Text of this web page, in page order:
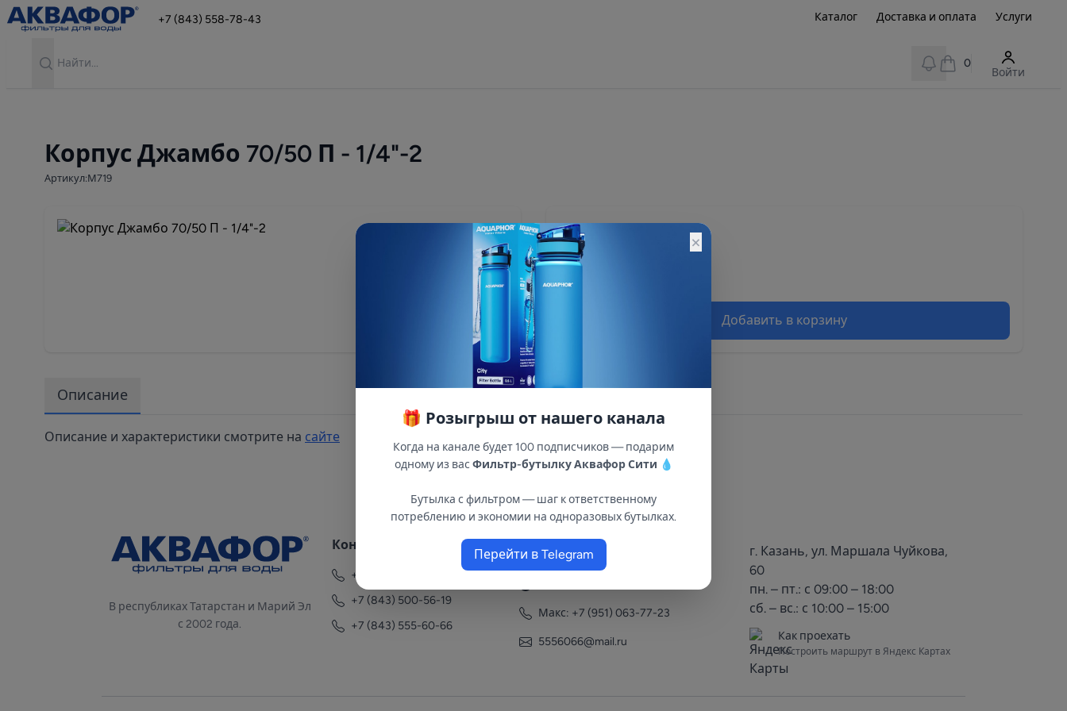
+7 (843) 558-78-43 Каталог Доставка и оплата Услуги
View notifications
0
Войти
Корпус Джамбо 70/50 П - 1/4"-2
Артикул:М719
1 640 ₽
Остатки:
Добавить в корзину
Описание
Описание и характеристики смотрите на сайте
В республиках Татарстан и Марий Эл
с 2002 года.
Контакты
+7 (843) 558-78-43
+7 (843) 500-56-19
+7 (843) 555-60-66
+7 (951) 063-77-23
Макс: +7 (951) 063-77-23
5556066@mail.ru
г. Казань, ул. Маршала Чуйкова,
60
пн. – пт.: с 09:00 – 18:00
сб. – вс.: с 10:00 – 15:00
Как проехать
Построить маршрут в Яндекс Картах
×
🎁 Розыгрыш от нашего канала
Когда на канале будет 100 подписчиков — подарим
одному из вас Фильтр-бутылку Аквафор Сити 💧
Бутылка с фильтром — шаг к ответственному
потреблению и экономии на одноразовых бутылках.
Перейти в Telegram